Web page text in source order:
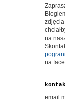
na
na
email